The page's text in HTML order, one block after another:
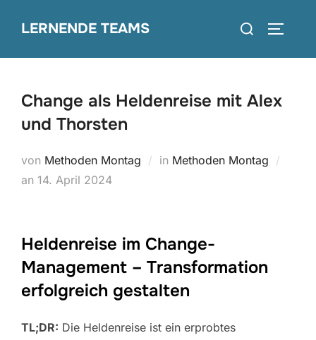
InhaltLERNENDE TEAMS
Suchen
Change als Heldenreise mit Alex
und Thorsten
von Methoden Montag in Methoden Montag
an Veröffentlicht
14. April 2024
Heldenreise im Change-
Management – Transformation
erfolgreich gestalten
TL;DR: Die Heldenreise ist ein erprobtes